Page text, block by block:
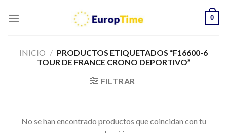
0
INICIO / PRODUCTOS ETIQUETADOS “F16600-6
TOUR DE FRANCE CRONO DEPORTIVO”
FILTRAR
No se han encontrado productos que coincidan con tu